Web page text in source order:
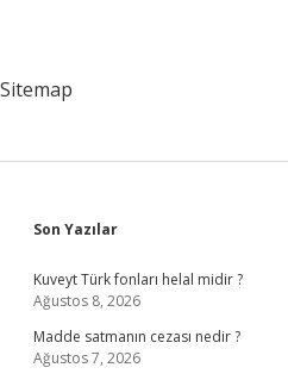
Sitemap
Sidebar
Son Yazılar
Kuveyt Türk fonları helal midir ?
Ağustos 8, 2026
Madde satmanın cezası nedir ?
Ağustos 7, 2026